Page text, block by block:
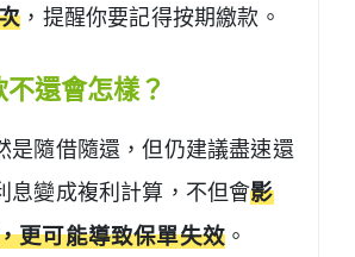
，提醒你要記得按期繳款。
還會怎樣？
是隨借隨還，但仍建議盡速還
息變成複利計算，不但會影
更可能導致保單失效 。